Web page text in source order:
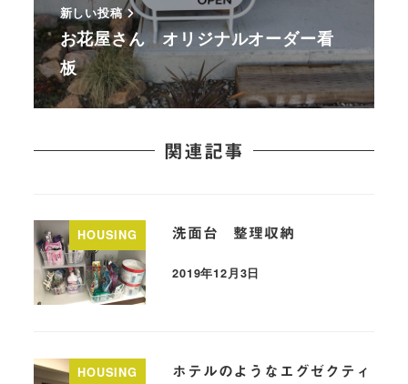
新しい投稿
お花屋さん オリジナルオーダー看
板
関連記事
HOUSING 洗面台 整理収納
2019年12月3日
HOUSING
ホテルのようなエグゼクティ